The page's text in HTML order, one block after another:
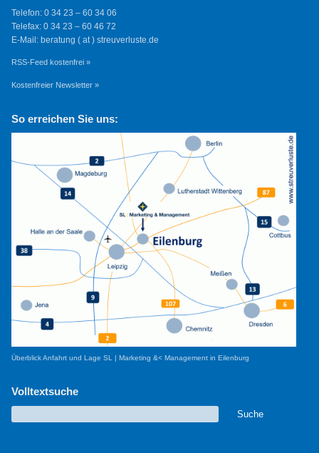
Telefon: 0 34 23 – 60 34 06
Telefax: 0 34 23 – 60 46 72
E-Mail: beratung ( at ) streuverluste.de
RSS-Feed kostenfrei »
Kostenfreier Newsletter »
So erreichen Sie uns:
Überblick Anfahrt und Lage SL | Marketing &< Management in Eilenburg
Volltextsuche